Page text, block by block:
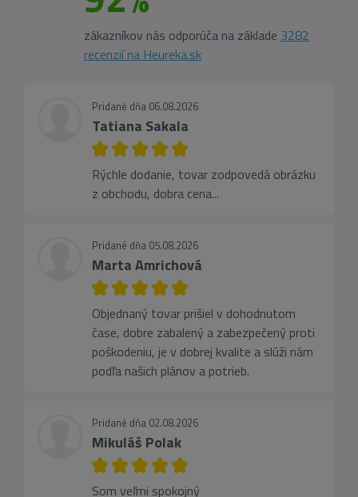
zákazníkov nás odporúča na základe 3282
recenzií na Heureka.sk
Pridané dňa 06.08.2026
Tatiana Sakala
Rýchle dodanie, tovar zodpovedá obrázku
z obchodu, dobra cena...
Pridané dňa 05.08.2026
Marta Amrichová
Objednaný tovar prišiel v dohodnutom
čase, dobre zabalený a zabezpečený proti
poškodeniu, je v dobrej kvalite a slúži nám
podľa našich plánov a potrieb.
Pridané dňa 02.08.2026
Mikuláš Polak
Som veľmi spokojný